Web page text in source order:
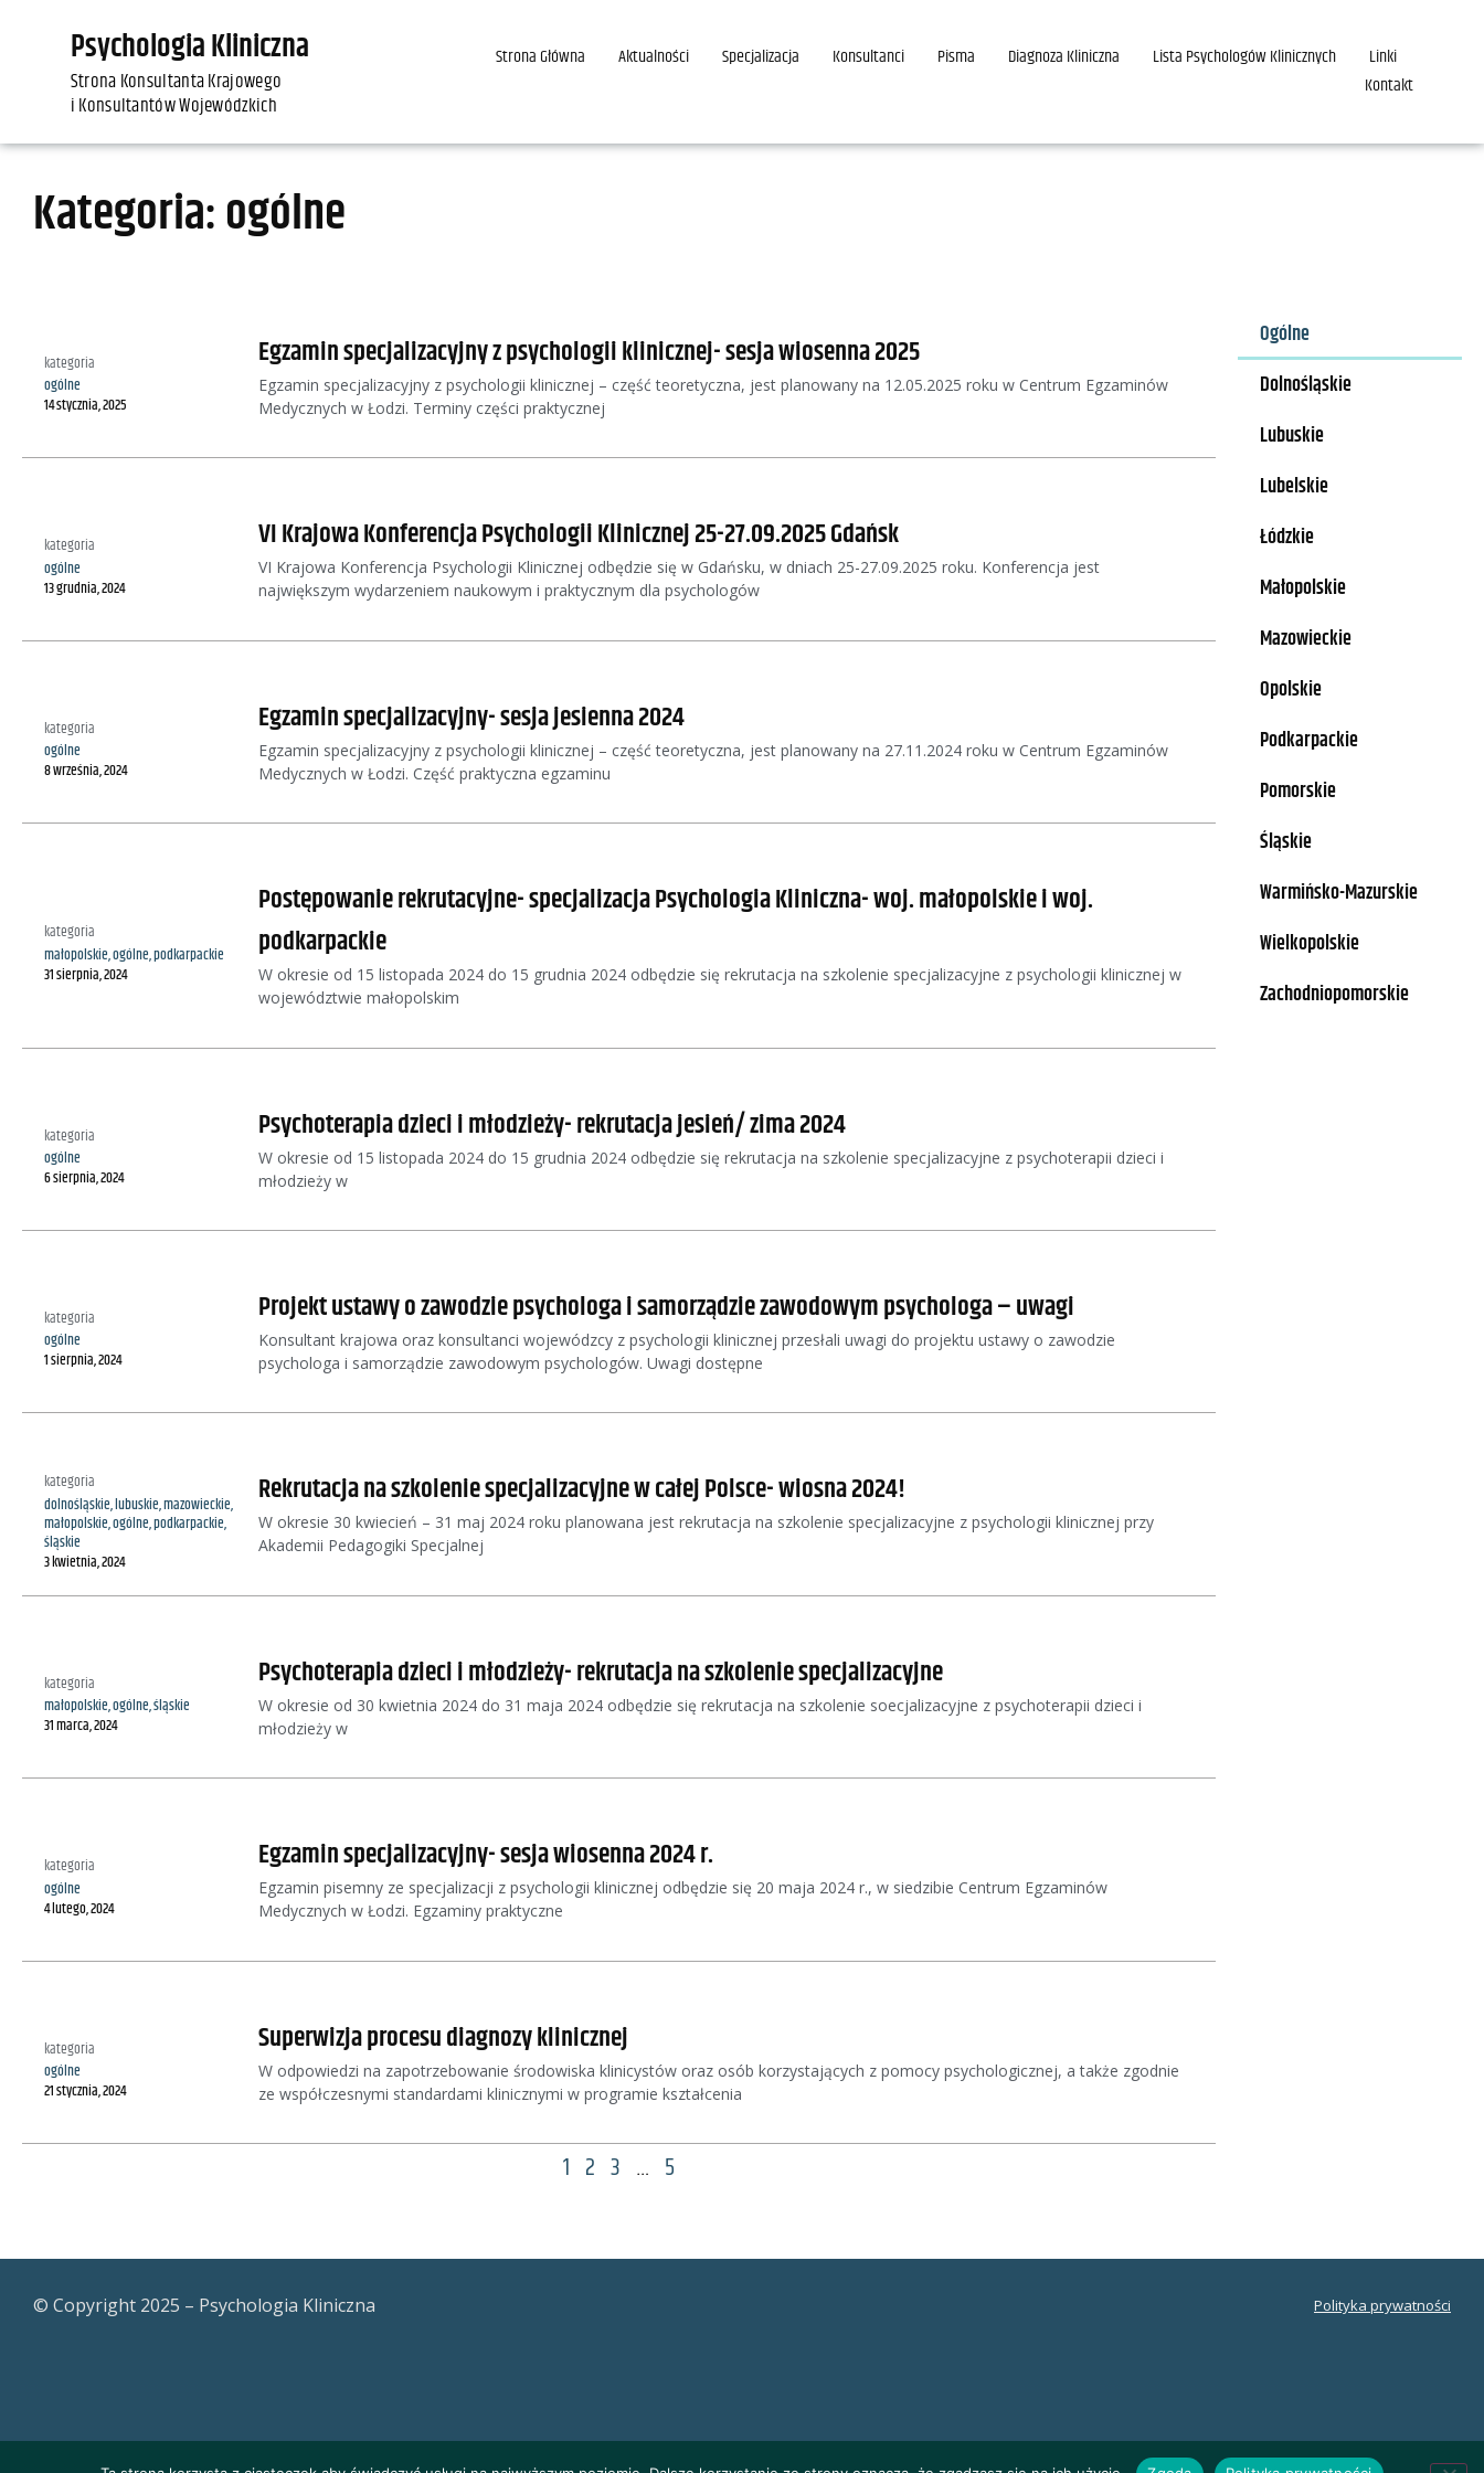
Psychologia Kliniczna
Strona Konsultanta Krajowego
i Konsultantów Wojewódzkich
Strona Główna Aktualności Specjalizacja Konsultanci Pisma Diagnoza Kliniczna Lista Psychologów Klinicznych
Linki
Kontakt
Kategoria: ogólne
kategoria
ogólne
14 stycznia, 2025
Egzamin specjalizacyjny z psychologii klinicznej- sesja wiosenna 2025
Egzamin specjalizacyjny z psychologii klinicznej – część teoretyczna, jest planowany na 12.05.2025 roku w Centrum Egzaminów
Medycznych w Łodzi. Terminy części praktycznej
kategoria
ogólne
13 grudnia, 2024
VI Krajowa Konferencja Psychologii Klinicznej 25-27.09.2025 Gdańsk
VI Krajowa Konferencja Psychologii Klinicznej odbędzie się w Gdańsku, w dniach 25-27.09.2025 roku. Konferencja jest
największym wydarzeniem naukowym i praktycznym dla psychologów
kategoria
ogólne
8 września, 2024
Egzamin specjalizacyjny- sesja jesienna 2024
Egzamin specjalizacyjny z psychologii klinicznej – część teoretyczna, jest planowany na 27.11.2024 roku w Centrum Egzaminów
Medycznych w Łodzi. Część praktyczna egzaminu
kategoria
małopolskie,ogólne,podkarpackie
31 sierpnia, 2024
Postępowanie rekrutacyjne- specjalizacja Psychologia Kliniczna- woj. małopolskie i woj.
podkarpackie
W okresie od 15 listopada 2024 do 15 grudnia 2024 odbędzie się rekrutacja na szkolenie specjalizacyjne z psychologii klinicznej w
województwie małopolskim
kategoria
ogólne
6 sierpnia, 2024
Psychoterapia dzieci i młodzieży- rekrutacja jesień/ zima 2024
W okresie od 15 listopada 2024 do 15 grudnia 2024 odbędzie się rekrutacja na szkolenie specjalizacyjne z psychoterapii dzieci i
młodzieży w
kategoria
ogólne
1 sierpnia, 2024
Projekt ustawy o zawodzie psychologa i samorządzie zawodowym psychologa – uwagi
Konsultant krajowa oraz konsultanci wojewódzcy z psychologii klinicznej przesłali uwagi do projektu ustawy o zawodzie
psychologa i samorządzie zawodowym psychologów. Uwagi dostępne
kategoria
dolnośląskie,lubuskie,mazowieckie,
małopolskie,ogólne,podkarpackie,
śląskie
3 kwietnia, 2024
Rekrutacja na szkolenie specjalizacyjne w całej Polsce- wiosna 2024!
W okresie 30 kwiecień – 31 maj 2024 roku planowana jest rekrutacja na szkolenie specjalizacyjne z psychologii klinicznej przy
Akademii Pedagogiki Specjalnej
kategoria
małopolskie,ogólne,śląskie
31 marca, 2024
Psychoterapia dzieci i młodzieży- rekrutacja na szkolenie specjalizacyjne
W okresie od 30 kwietnia 2024 do 31 maja 2024 odbędzie się rekrutacja na szkolenie soecjalizacyjne z psychoterapii dzieci i
młodzieży w
kategoria
ogólne
4 lutego, 2024
Egzamin specjalizacyjny- sesja wiosenna 2024 r.
Egzamin pisemny ze specjalizacji z psychologii klinicznej odbędzie się 20 maja 2024 r., w siedzibie Centrum Egzaminów
Medycznych w Łodzi. Egzaminy praktyczne
kategoria
ogólne
21 stycznia, 2024
Superwizja procesu diagnozy klinicznej
W odpowiedzi na zapotrzebowanie środowiska klinicystów oraz osób korzystających z pomocy psychologicznej, a także zgodnie
ze współczesnymi standardami klinicznymi w programie kształcenia
1 2 3 … 5
Ogólne
Dolnośląskie
Lubuskie
Lubelskie
Łódzkie
Małopolskie
Mazowieckie
Opolskie
Podkarpackie
Pomorskie
Śląskie
Warmińsko-Mazurskie
Wielkopolskie
Zachodniopomorskie
© Copyright 2025 – Psychologia Kliniczna Polityka prywatności